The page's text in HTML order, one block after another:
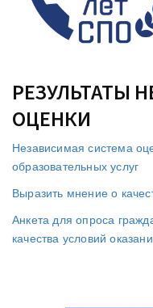
РЕЗУЛЬТАТЫ
ОЦЕНКИ
Независимая система
образовательных услуг
Выразить мнение о
Анкета для опроса
качества условий